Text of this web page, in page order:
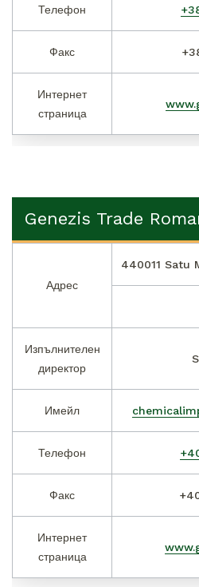
Телефон
Факс
Интернет
страница
Genezis Trade
Адрес
440011 Satu
Изпълнителен
директор
Имейл
Телефон
Факс
Интернет
страница